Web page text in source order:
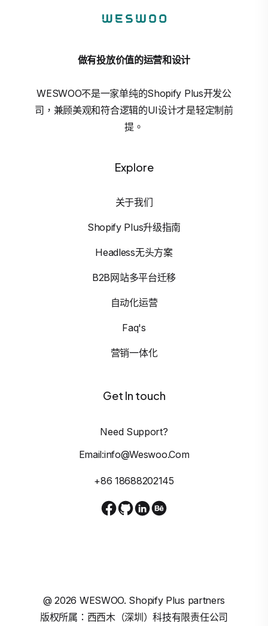
做有投放价值的运营和设计
WESWOO不是一家单纯的Shopify Plus开发公
司，兼顾美观和符合逻辑的UI设计才是轻定制前
提。
Explore
关于我们
Shopify Plus升级指南
Headless无头方案
B2B网站多平台迁移
自动化运营
Faq's
营销一体化
Get In touch
Need Support?
Email:info@weswoo.com
+86 18688202145
@2026 WESWOO. Shopify Plus partners
版权所属：西西木（深圳）科技有限责任公司